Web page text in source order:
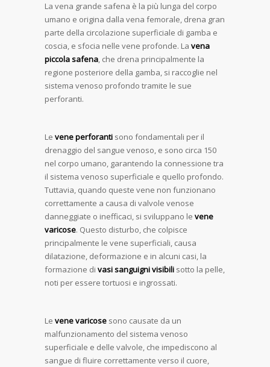
La vena grande safena è la più lunga del corpo
umano e origina dalla vena femorale, drena gran
parte della circolazione superficiale di gamba e
coscia, e sfocia nelle vene profonde. La vena
piccola safena, che drena principalmente la
regione posteriore della gamba, si raccoglie nel
sistema venoso profondo tramite le sue
perforanti.
Le vene perforanti sono fondamentali per il
drenaggio del sangue venoso, e sono circa 150
nel corpo umano, garantendo la connessione tra
il sistema venoso superficiale e quello profondo.
Tuttavia, quando queste vene non funzionano
correttamente a causa di valvole venose
danneggiate o inefficaci, si sviluppano le vene
varicose. Questo disturbo, che colpisce
principalmente le vene superficiali, causa
dilatazione, deformazione e in alcuni casi, la
formazione di vasi sanguigni visibili sotto la pelle,
noti per essere tortuosi e ingrossati.
Le vene varicose sono causate da un
malfunzionamento del sistema venoso
superficiale e delle valvole, che impediscono al
sangue di fluire correttamente verso il cuore,